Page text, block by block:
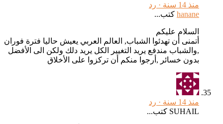
رد
hananeكتب...
السلام عليكم
أتمنى أن تهدئوا الشباب, العالم العربي يعيش حاليا فترة فوران
,والشباب مندفع يريد التغيير الكل يريد دلك ولكن الى الأفضل
بدون خسائر ,أرجوا منكم أن تركزوا على الأخلاق
رد
SUHAIL كتب...